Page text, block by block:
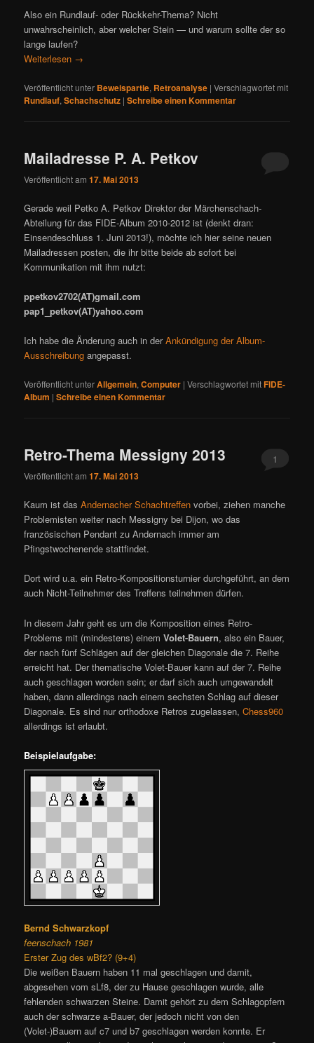
Also ein Rundlauf- oder Rückkehr-Thema? Nicht
unwahrscheinlich, aber welcher Stein — und warum sollte der so
lange laufen?
Weiterlesen →
Veröffentlicht unter Beweispartie, Retroanalyse |Verschlagwortet mit
Rundlauf,Schachschutz |Schreibe einen Kommentar
Mailadresse P. A. Petkov
Veröffentlicht am17. Mai 2013
Gerade weil Petko A. Petkov Direktor der Märchenschach-
Abteilung für das FIDE-Album 2010-2012 ist (denkt dran:
Einsendeschluss 1. Juni 2013!), möchte ich hier seine neuen
Mailadressen posten, die ihr bitte beide ab sofort bei
Kommunikation mit ihm nutzt:
ppetkov2702(AT)gmail.com
pap1_petkov(AT)yahoo.com
Ich habe die Änderung auch in derAnkündigung der Album-
Ausschreibung angepasst.
Veröffentlicht unterAllgemein,Computer |Verschlagwortet mitFIDE-
Album |Schreibe einen Kommentar
Retro-Thema Messigny 2013
Veröffentlicht am17. Mai 2013
1
Kaum ist dasAndernacher Schachtreffen vorbei, ziehen manche
Problemisten weiter nach Messigny bei Dijon, wo das
französischen Pendant zu Andernach immer am
Pfingstwochenende stattfindet.
Dort wird u.a. ein Retro-Kompositionsturnier durchgeführt, an dem
auch Nicht-Teilnehmer des Treffens teilnehmen dürfen.
In diesem Jahr geht es um die Komposition eines Retro-
Problems mit (mindestens) einemVolet-Bauern, also ein Bauer,
der nach fünf Schlägen auf der gleichen Diagonale die 7. Reihe
erreicht hat. Der thematische Volet-Bauer kann auf der 7. Reihe
auch geschlagen worden sein; er darf sich auch umgewandelt
haben, dann allerdings nach einem sechsten Schlag auf dieser
Diagonale. Es sind nur orthodoxe Retros zugelassen,Chess960
allerdings ist erlaubt.
Beispielaufgabe:
Bernd Schwarzkopf
feenschach 1981
Erster Zug des wBf2? (9+4)
Die weißen Bauern haben 11 mal geschlagen und damit,
abgesehen vom sLf8, der zu Hause geschlagen wurde, alle
fehlenden schwarzen Steine. Damit gehört zu dem Schlagopfern
auch der schwarze a-Bauer, der jedoch nicht von den
(Volet-)Bauern auf c7 und b7 geschlagen werden konnte. Er